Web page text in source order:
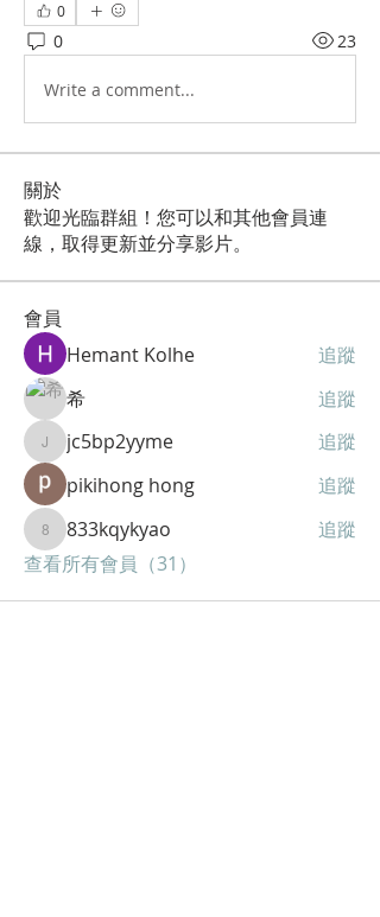
0
0 23
Write a comment...
關於
歡迎光臨群組！您可以和其他會員連
線，取得更新並分享影片。
會員
Hemant Kolhe
追蹤
希
追蹤
jc5bp2yyme
jc5bp2yyme
追蹤
pikihong hong
追蹤
833kqykyao
833kqykyao
追蹤
查看所有會員（31）